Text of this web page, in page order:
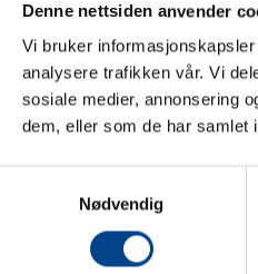
Denne nettsiden anvender
Vi bruker
analysere trafikken vår. Vi
sosiale medier, annonsering
dem, eller som de har samlet
Nødvendig
switches
for time switches